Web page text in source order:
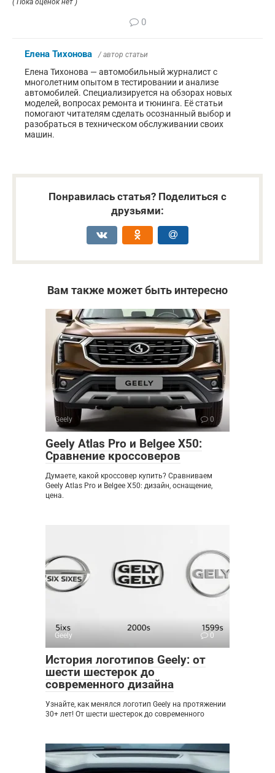
0
Елена Тихонова / автор статьи
Елена Тихонова — автомобильный журналист с
многолетним опытом в тестировании и анализе
автомобилей. Специализируется на обзорах новых
моделей, вопросах ремонта и тюнинга. Её статьи
помогают читателям сделать осознанный выбор и
разобраться в техническом обслуживании своих
машин.
Понравилась статья? Поделиться с
друзьями:
Вам также может быть интересно
Geely 0
Geely Atlas Pro и Belgee X50:
Сравнение кроссоверов
Думаете, какой кроссовер купить? Сравниваем
Geely Atlas Pro и Belgee X50: дизайн, оснащение,
цена.
Geely 0
История логотипов Geely: от
шести шестерок до
современного дизайна
Узнайте, как менялся логотип Geely на протяжении
30+ лет! От шести шестерок до современного